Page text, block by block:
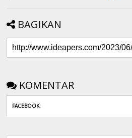
BAGIKAN
KOMENTAR
FACEBOOK: